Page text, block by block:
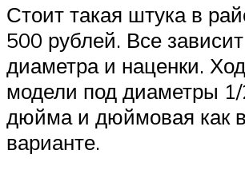
Стоит такая штука в
500 рублей. Все
диаметра и наценки.
модели под диаметры
дюйма и дюймовая как
варианте.